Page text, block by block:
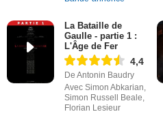
La Bataille de
Gaulle - partie 1 :
L'Âge de Fer
4,4
De Antonin Baudry
Avec Simon Abkarian,
Simon Russell Beale,
Florian Lesieur